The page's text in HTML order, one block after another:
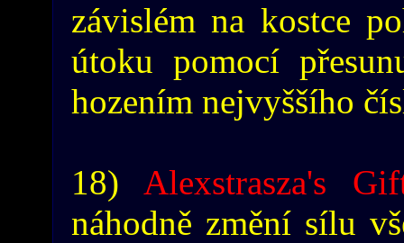
závislém na kostce
útoku pomocí
hozením nejvyššího
18) Alexstrasza's
náhodně změní sílu